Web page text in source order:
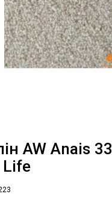
AW Anais 33
Life